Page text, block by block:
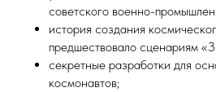
советского военно-
история создания
предшествовало сценариям
секретные разработки для
космонавтов;